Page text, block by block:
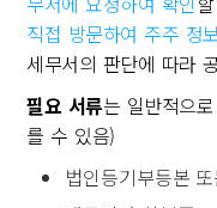
직접 방문하여 주주 정
세무서의 판단에 따라
필요 서류는 일반적으
를 수 있음)
법인등기부등본